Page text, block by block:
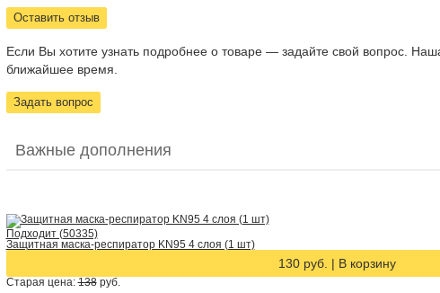
Оставить отзыв
Если Вы хотите узнать подробнее о товаре — задайте свой вопрос.
ближайшее время.
Задать вопрос
Важные дополнения
Подходит (50335)
Защитная маска-респиратор KN95 4 слоя (1 шт)
130 руб. | В корзину
Старая цена:138руб.